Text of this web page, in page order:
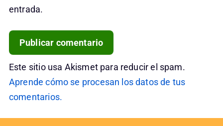
entrada.
Este sitio usa Akismet para reducir el spam.
Aprende cómo se procesan los datos de tus
comentarios.